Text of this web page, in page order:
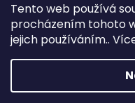
Tento web používá
procházením tohoto
jejich používáním..